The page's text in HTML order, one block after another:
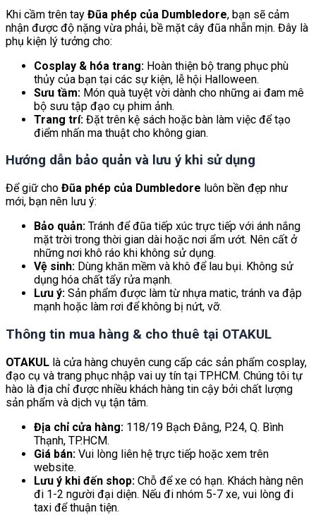
Khi cầm trên tay Đũa phép của Dumbledore, bạn sẽ cảm
nhận được độ nặng vừa phải, bề mặt cây đũa nhẵn mịn. Đây là
phụ kiện lý tưởng cho:
Cosplay & hóa trang: Hoàn thiện bộ trang phục phù
thủy của bạn tại các sự kiện, lễ hội Halloween.
Sưu tầm: Món quà tuyệt vời dành cho những ai đam mê
bộ sưu tập đạo cụ phim ảnh.
Trang trí: Đặt trên kệ sách hoặc bàn làm việc để tạo
điểm nhấn ma thuật cho không gian.
Hướng dẫn bảo quản và lưu ý khi sử dụng
Để giữ cho Đũa phép của Dumbledore luôn bền đẹp như
mới, bạn nên lưu ý:
Bảo quản: Tránh để đũa tiếp xúc trực tiếp với ánh nắng
mặt trời trong thời gian dài hoặc nơi ẩm ướt. Nên cất ở
những nơi khô ráo khi không sử dụng.
Vệ sinh: Dùng khăn mềm và khô để lau bụi. Không sử
dụng hóa chất tẩy rửa mạnh.
Lưu ý: Sản phẩm được làm từ nhựa matic, tránh va đập
mạnh hoặc làm rơi để không bị nứt, vỡ.
Thông tin mua hàng & cho thuê tại OTAKUL
OTAKUL là cửa hàng chuyên cung cấp các sản phẩm cosplay,
đạo cụ và trang phục nhập vai uy tín tại TP.HCM. Chúng tôi tự
hào là địa chỉ được nhiều khách hàng tin cậy bởi chất lượng
sản phẩm và dịch vụ tận tâm.
Địa chỉ cửa hàng: 118/19 Bạch Đằng, P.24, Q. Bình
Thạnh, TP.HCM.
Giá bán: Vui lòng liên hệ trực tiếp hoặc xem trên
website.
Lưu ý khi đến shop: Chỗ để xe có hạn. Khách hàng nên
đi 1-2 người đại diện. Nếu đi nhóm 5-7 xe, vui lòng đi
taxi để thuận tiện.